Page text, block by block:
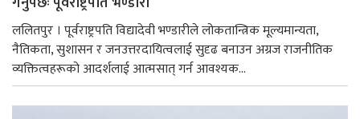
ललितपुर । पूर्वराष्ट्रपति विद्यादेवी भण्डारीले लोकतान्त्रिक मूल्यमान्यता,
नैतिकता, सुशासन र जनउत्तरदायित्वलाई सुदृढ बनाउन अग्रज राजनीतिक
व्यक्तित्वहरूको आदर्शलाई आत्मसात् गर्न आवश्यक...